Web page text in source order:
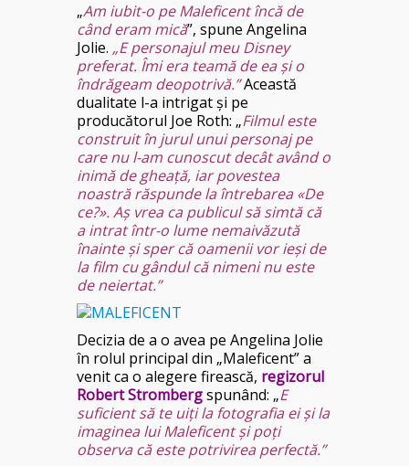
„Am iubit-o pe Maleficent încă de
când eram mică”, spune Angelina
Jolie. „E personajul meu Disney
preferat. Îmi era teamă de ea şi o
îndrăgeam deopotrivă.”Această
dualitate l-a intrigat şi pe
producătorul Joe Roth: „Filmul este
construit în jurul unui personaj pe
care nu l-am cunoscut decât având o
inimă de gheaţă, iar povestea
noastră răspunde la întrebarea «De
ce?». Aş vrea ca publicul să simtă că
a intrat într-o lume nemaivăzută
înainte şi sper că oamenii vor ieşi de
la film cu gândul că nimeni nu este
de neiertat.”
Decizia de a o avea pe Angelina Jolie
în rolul principal din „Maleficent” a
venit ca o alegere firească, regizorul
Robert Strombergspunând: „E
suficient să te uiţi la fotografia ei şi la
imaginea lui Maleficent şi poţi
observa că este potrivirea perfectă.”